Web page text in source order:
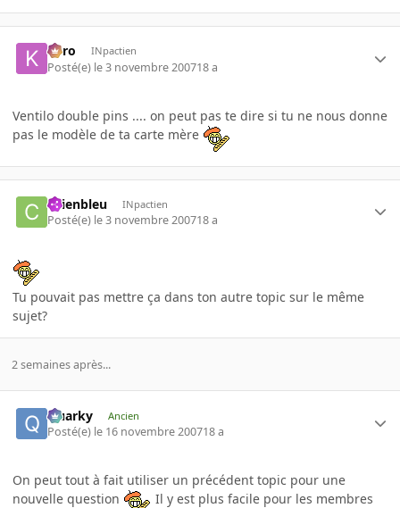
kyro INpactien
Posté(e) le 3 novembre 200718 a
Ventilo double pins .... on peut pas te dire si tu ne nous donne
pas le modèle de ta carte mère
chienbleu INpactien
Posté(e) le 3 novembre 200718 a
Tu pouvait pas mettre ça dans ton autre topic sur le même
sujet?
2 semaines après...
Quarky Ancien
Posté(e) le 16 novembre 200718 a
On peut tout à fait utiliser un précédent topic pour une
nouvelle question
Il y est plus facile pour les membres